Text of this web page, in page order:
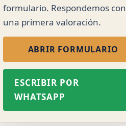
formulario. Respondemos con
una primera valoración.
ABRIR FORMULARIO
ESCRIBIR POR
WHATSAPP